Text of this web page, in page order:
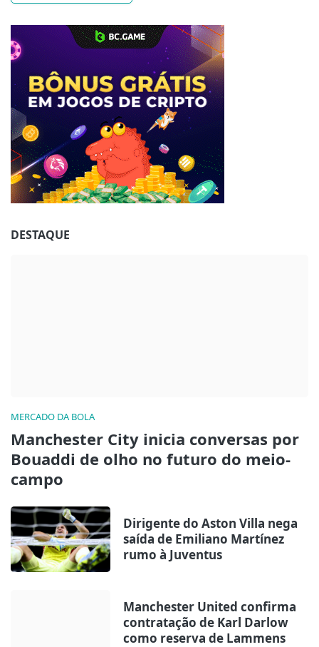
Jogue com responsabilidade. 18+
DESTAQUE
MERCADO DA BOLA
Manchester City inicia conversas por
Bouaddi de olho no futuro do meio-
campo
Dirigente do Aston Villa nega
saída de Emiliano Martínez
rumo à Juventus
Manchester United confirma
contratação de Karl Darlow
como reserva de Lammens